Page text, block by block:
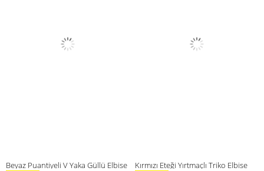
Beyaz Puantiyeli V Yaka Güllü Elbise Kırmızı Eteği Yırtmaçlı Triko Elbise